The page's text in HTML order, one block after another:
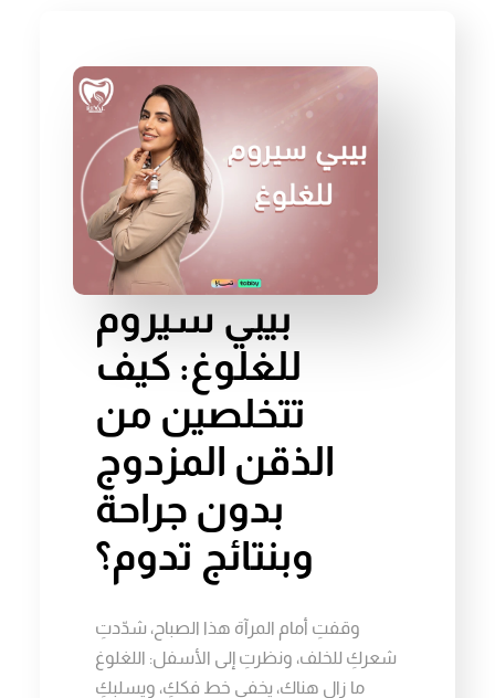
بيبي سيروم
للغلوغ: كيف
تتخلصين من
الذقن المزدوج
بدون جراحة
وبنتائج تدوم؟
وقفتِ أمام المرآة هذا الصباح، شدّدتِ
شعركِ للخلف، ونظرتِ إلى الأسفل: اللغلوغ
ما زال هناك، يخفي خط فككِ، ويسلبكِ